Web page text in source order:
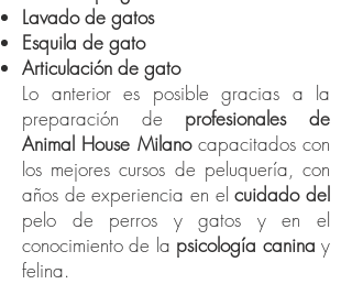
Lavado de gatos
Esquila de gato
Articulación de gato
Lo anterior es posible gracias a la
preparación de profesionales de
Animal House Milanocapacitados con
los mejores cursos de peluquería, con
años de experiencia en elcuidado del
pelo de perros y gatos y en el
conocimiento de la psicología canina y
felina.